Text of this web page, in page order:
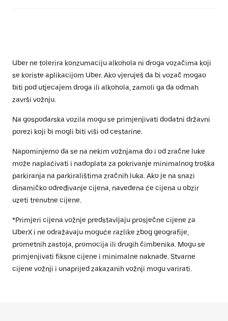
Uber ne tolerira konzumaciju alkohola ni droga vozačima koji
se koriste aplikacijom Uber. Ako vjeruješ da bi vozač mogao
biti pod utjecajem droga ili alkohola, zamoli ga da odmah
završi vožnju.
Na gospodarska vozila mogu se primjenjivati dodatni državni
porezi koji bi mogli biti viši od cestarine.
Napominjemo da se na nekim vožnjama do i od zračne luke
može naplaćivati i nadoplata za pokrivanje minimalnog troška
parkiranja na parkiralištima zračnih luka. Ako je na snazi
dinamičko određivanje cijena, navedena će cijena u obzir
uzeti trenutne cijene.
*Primjeri cijena vožnje predstavljaju prosječne cijene za
UberX i ne odražavaju moguće razlike zbog geografije,
prometnih zastoja, promocija ili drugih čimbenika. Mogu se
primjenjivati fiksne cijene i minimalne naknade. Stvarne
cijene vožnji i unaprijed zakazanih vožnji mogu varirati.